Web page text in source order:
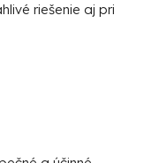
riešenie aj pri